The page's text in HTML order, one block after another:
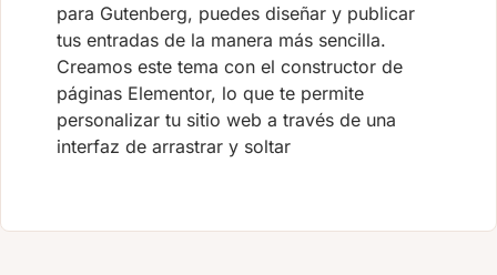
para Gutenberg, puedes diseñar y publicar
tus entradas de la manera más sencilla.
Creamos este tema con el constructor de
páginas Elementor, lo que te permite
personalizar tu sitio web a través de una
interfaz de arrastrar y soltar